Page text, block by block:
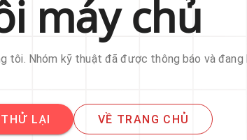
máy chủ
tôi. Nhóm kỹ thuật đã được thông báo và đang
THỬ LẠI VỀ TRANG CHỦ